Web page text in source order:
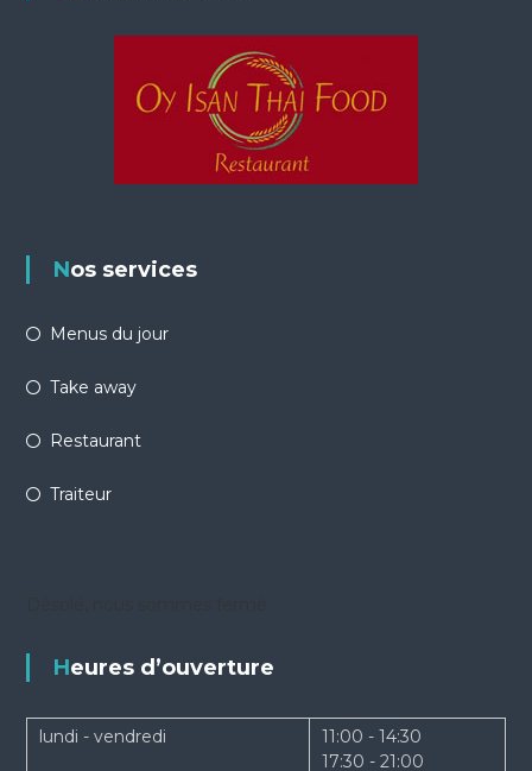
Nos services
Menus du jour
Take away
Restaurant
Traiteur
Heures d’ouverture
lundi - vendredi
11:00 - 14:30
17:30 - 21:00